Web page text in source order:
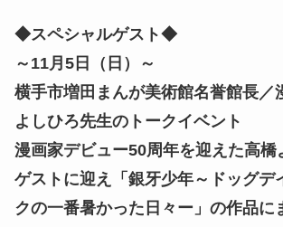
◆スペシャルゲスト◆
～11月5日（日）～
横手市増田まんが美術館名誉館
よしひろ先生のトークイベント
漫画家デビュー50周年を迎えた高橋
ゲストに迎え「銀牙少年～ドッグデ
クの一番暑かった日々ー」の作品に